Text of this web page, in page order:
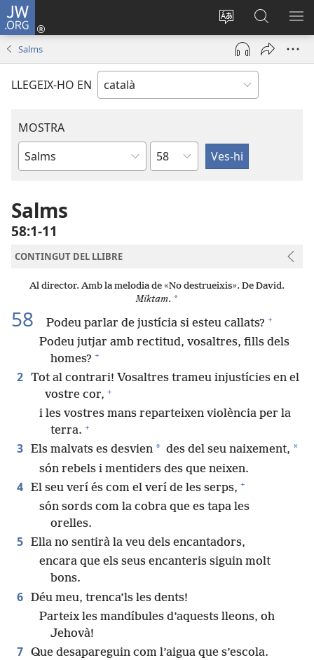
JW.ORG
Canvia
d’idioma
Inicia
sessió
(obre
finestra
Cerca
jw.org
Salms
LLEGEIX-HO EN
MOSTRA
Llibre
Capítol
Salms
58:1-11
CONTINGUT DEL LLIBRE
Al director. Amb la melodia de «No destrueixis». De David.
Miktam. *
58 Podeu parlar de justícia si esteu callats? +
Podeu jutjar amb rectitud, vosaltres, fills dels
homes? +
2 Tot al contrari! Vosaltres trameu injustícies en el
vostre cor, +
i les vostres mans reparteixen violència per la
terra. +
3 Els malvats es desvien * des del seu naixement, *
són rebels i mentiders des que neixen.
4 El seu verí és com el verí de les serps, +
són sords com la cobra que es tapa les
orelles.
5 Ella no sentirà la veu dels encantadors,
encara que els seus encanteris siguin molt
bons.
6 Déu meu, trenca’ls les dents!
Parteix les mandíbules d’aquests lleons, oh
Jehovà!
7 Que desapareguin com l’aigua que s’escola.